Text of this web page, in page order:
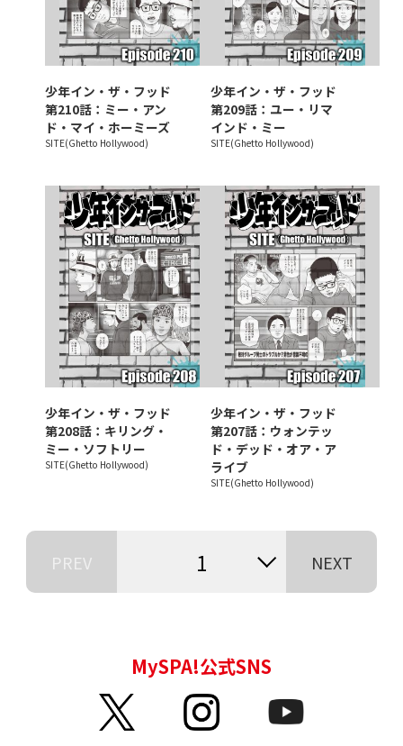
少年イン・ザ・フッド
第210話：ミー・アン
ド・マイ・ホーミーズ
SITE(Ghetto Hollywood)
少年イン・ザ・フッド
第209話：ユー・リマ
インド・ミー
SITE(Ghetto Hollywood)
少年イン・ザ・フッド
第208話：キリング・
ミー・ソフトリー
SITE(Ghetto Hollywood)
少年イン・ザ・フッド
第207話：ウォンテッ
ド・デッド・オア・ア
ライブ
SITE(Ghetto Hollywood)
PREV 1 NEXT